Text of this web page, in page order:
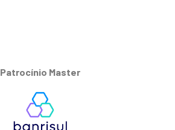
Patrocínio Master